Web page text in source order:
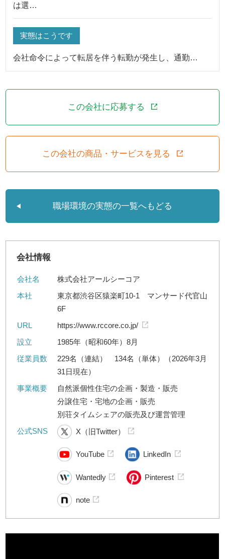
は選…
実態はこうです
会社命令によって転居を伴う転勤が発生し、通勤…
この会社に応募する
この会社の商品・サービスを見る
職場環境の実態の一覧へもどる
会社情報
会社名
株式会社アールシーコア
本社
東京都渋谷区猿楽町10-1 マンサード代官山
6F
URL
https://www.rccore.co.jp/
設立
1985年（昭和60年）8月
従業員数
229名（連結） 134名（単体）（2026年3月
31日現在）
事業概要
自然派個性住宅の企画・製造・販売
分譲住宅・宅地の企画・販売
別荘タイムシェアの販売及び運営管理
公式SNS
X（旧Twitter）
YouTube LinkedIn
Wantedly Pinterest
note